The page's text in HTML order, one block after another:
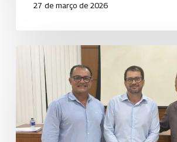
27 de março de 2026
Reeleição
diretoria
marca
continuidade
e